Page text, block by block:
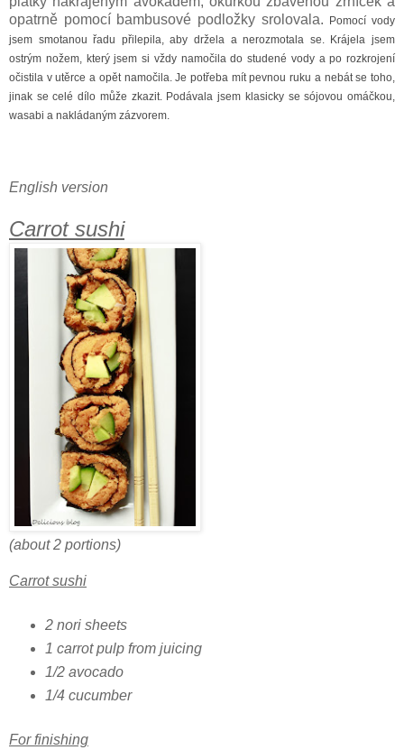
opatrně pomocí bambusové podložky srolovala.
Pomocí vody
jsem smotanou řadu přilepila, aby držela a nerozmotala se. Krájela jsem
ostrým nožem, který jsem si vždy namočila do studené vody a po rozkrojení
očistila v utěrce a opět namočila. Je potřeba mít pevnou ruku a nebát se toho,
jinak se celé dílo může zkazit. Podávala jsem klasicky se sójovou omáčkou,
wasabi a nakládaným zázvorem.
English version
Carrot sushi
(about 2 portions)
Carrot sushi
2 nori sheets
1 carrot pulp from juicing
1/2 avocado
1/4 cucumber
For finishing